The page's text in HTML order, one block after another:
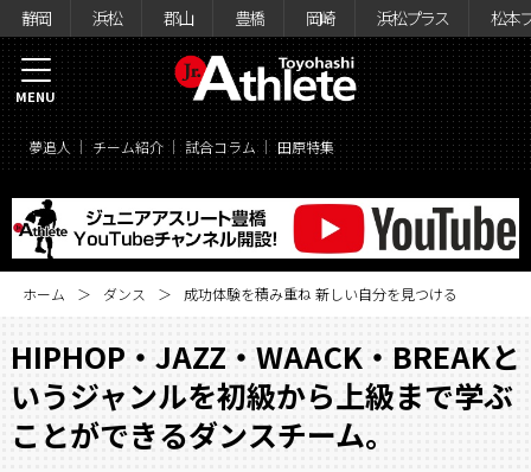
静岡 浜松 郡山 豊橋 岡崎 浜松プラス 松本
夢追人 チーム紹介 試合コラム 田原特集
MENU
ホーム ダンス 成功体験を積み重ね 新しい自分を見つける
HIPHOP・JAZZ・WAACK・BREAKと
いうジャンルを初級から上級まで学ぶ
ことができるダンスチーム。